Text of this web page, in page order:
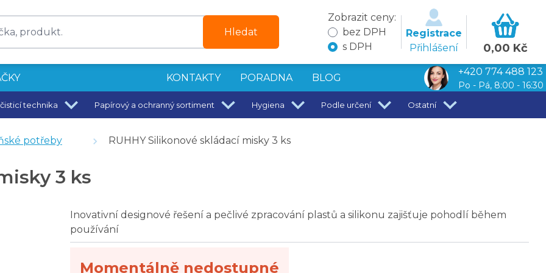
Hledat
Zobrazit ceny:
bez DPH
s DPH
Registrace
Přihlášení
0,00 Kč
KONTAKTY PORADNA BLOG
+420 774 488 123
Po - Pá, 8:00 - 16:30
technika Papírový a ochranný sortiment Hygiena Podle určení Ostatní
potřeby RUHHY Silikonové skládací misky 3 ks
3 ks
Inovativní designové řešení a pečlivé zpracování plastů a silikonu zajišťuje pohodlí během
používání
Momentálně nedostupné